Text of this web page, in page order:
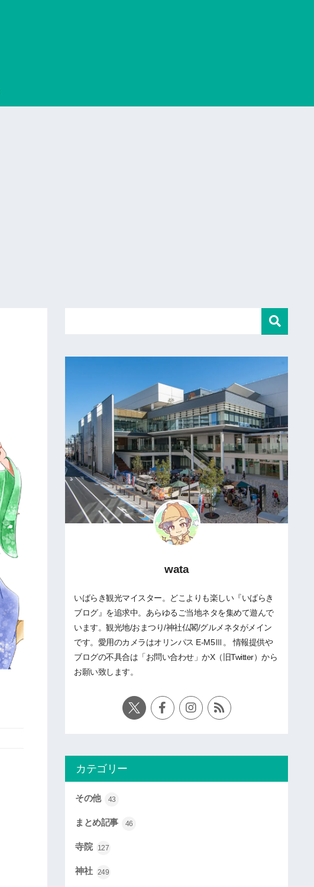
wata
いばらき観光マイスター。どこよりも楽しい『いばらき
ブログ』を追求中。あらゆるご当地ネタを集めて遊んで
います。観光地/おまつり/神社仏閣/グルメネタがメイン
です。愛用のカメラはオリンパス E-M5Ⅲ。 情報提供や
ブログの不具合は「お問い合わせ」かX（旧Twitter）から
お願い致します。
カテゴリー
その他 43
まとめ記事 46
寺院 127
神社 249